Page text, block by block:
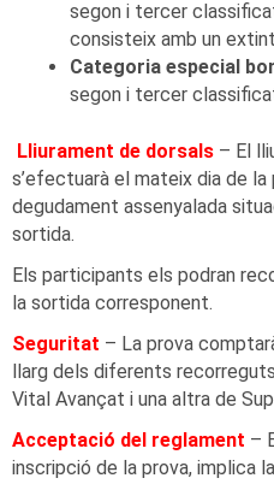
segon i tercer
consisteix amb un
Categoria especial
segon i tercer
Lliurament de dorsals – El
s’efectuarà el mateix dia de
degudament assenyalada
sortida.
Els participants els podran
la sortida corresponent.
Seguritat – La prova
llarg dels diferents
Vital Avançat i una altra de
Acceptació del reglament –
inscripció de la prova, implica